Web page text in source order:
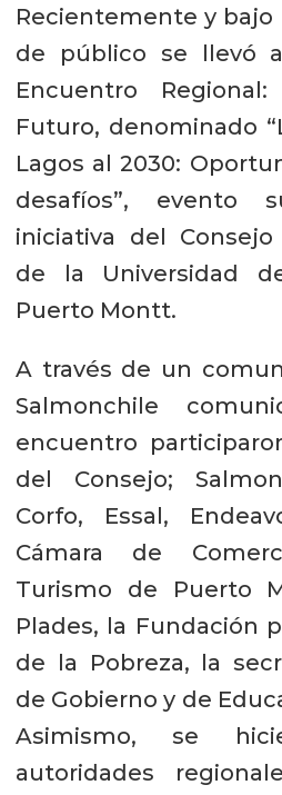
Recientemente y
de público se llevó
Encuentro
Futuro, denominado
Lagos al 2030:
desafíos”, evento
iniciativa del Consejo
de la Universidad
Puerto Montt.
A través de un
Salmonchile
encuentro
del Consejo;
Corfo, Essal,
Cámara de
Turismo de Puerto
Plades, la Fundación
de la Pobreza, la
de Gobierno y de
Asimismo, se
autoridades